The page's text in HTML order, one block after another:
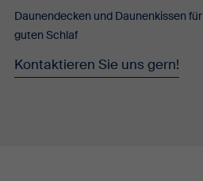
Daunendecken und Daunenkissen für
guten Schlaf
Kontaktieren Sie uns gern!